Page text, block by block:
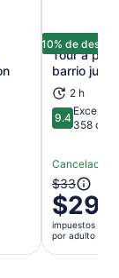
pestaña
10% de
Tour a pie
barrio judío
2 h
9.49.4 de 10
358
Cancelación
El
precio
anterior
era
$33
$33
$29
impuestos y
por adulto